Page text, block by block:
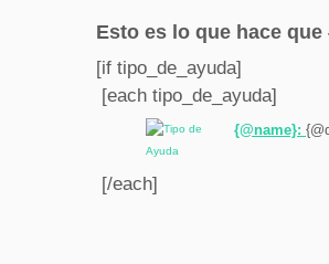
Esto es lo que hace
[if tipo_de_ayuda]
[each tipo_de_ayuda]
{@name}:
[/each]